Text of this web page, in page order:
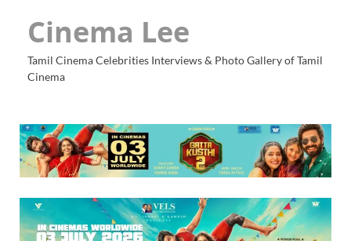
Cinema Lee
Tamil Cinema Celebrities Interviews & Photo Gallery of Tamil
Cinema